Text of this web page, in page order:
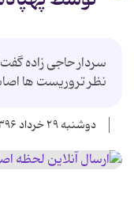
سردار حاجی زاده
نظر تروریست ها
دوشنبه ۲۹ خرداد ۱۳۹۶ - ۰۰:۰۰